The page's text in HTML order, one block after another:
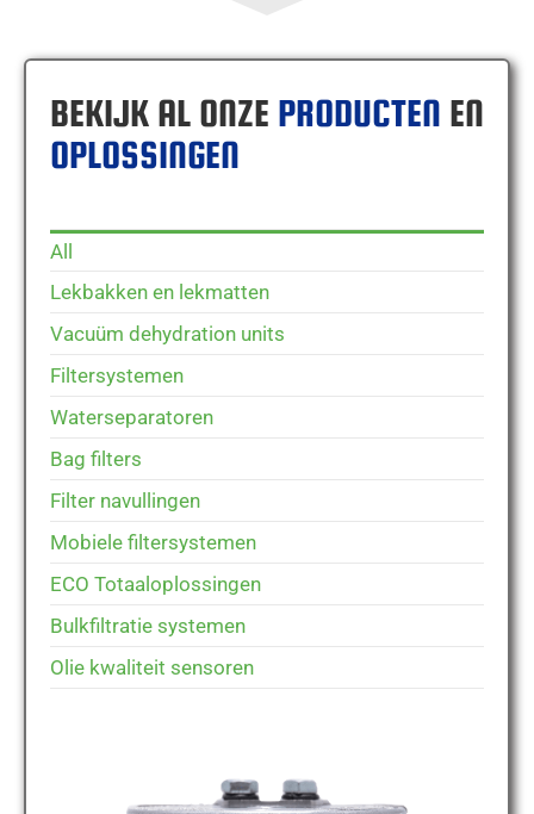
BEKIJK AL ONZE PRODUCTEN EN
OPLOSSINGEN
All
Lekbakken en lekmatten
Vacuüm dehydration units
Filtersystemen
Waterseparatoren
Bag filters
Filter navullingen
Mobiele filtersystemen
ECO Totaaloplossingen
Bulkfiltratie systemen
Olie kwaliteit sensoren